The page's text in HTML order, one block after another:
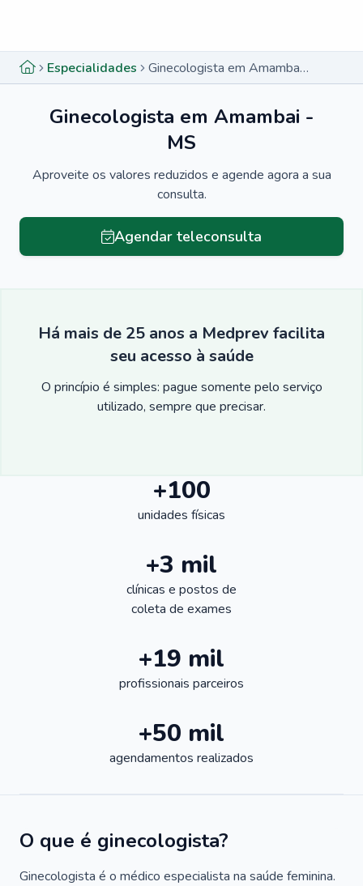
Especialidades Ginecologista em Amambai - MS
Ginecologista em Amambai -
MS
Aproveite os valores reduzidos e agende agora a sua
consulta.
Agendar teleconsulta
Há mais de 25 anos a Medprev facilita
seu acesso à saúde
O princípio é simples: pague somente pelo serviço
utilizado, sempre que precisar.
+100
unidades físicas
+3 mil
clínicas e postos de
coleta de exames
+19 mil
profissionais parceiros
+50 mil
agendamentos realizados
O que é ginecologista?
Ginecologista é o médico especialista na saúde feminina.